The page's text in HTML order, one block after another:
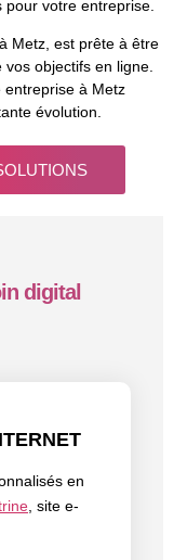
votre entreprise.
Metz, est prête à être
objectifs en ligne.
à Metz
évolution.
digital
en
, site e-